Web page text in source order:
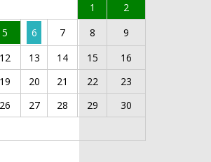
1
2
5 6 7 8
9
12 13 14 15
16
19 20 21 22
23
26 27 28 29
30